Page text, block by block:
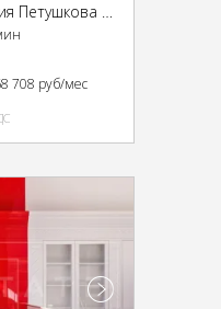
708 руб/мес